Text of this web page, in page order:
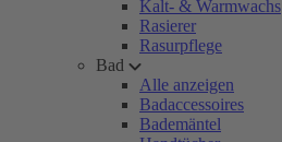
Kalt- & Warmwachs
Rasierer
Rasurpflege
Bad
Alle anzeigen
Badaccessoires
Bademäntel